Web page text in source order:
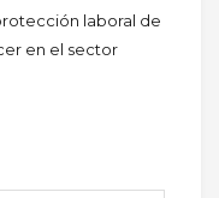
laboral de
en el sector